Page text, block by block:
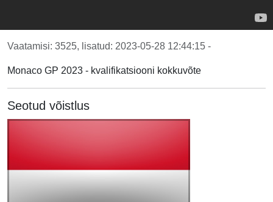
Vaatamisi: 3525, lisatud: 2023-05-28 12:44:15 -
Monaco GP 2023 - kvalifikatsiooni kokkuvõte
Seotud võistlus